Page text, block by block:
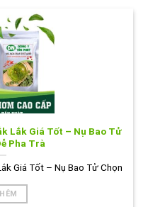
Lắk Giá Tốt – Nụ Bao Tử
Pha Trà
Giá Tốt – Nụ Bao Tử Chọn